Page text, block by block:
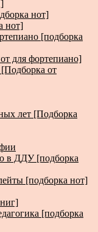
нот]
нот]
[подборка
для фортепиано]
от
лет [Подборка
в ДДУ [подборка
[подборка нот]
[подборка